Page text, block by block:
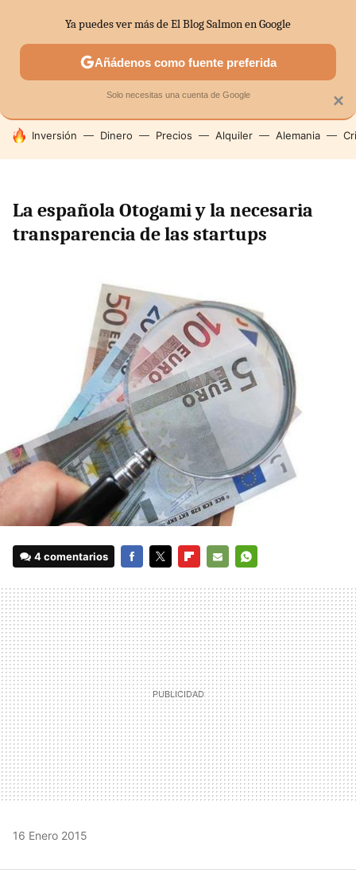
SECTORES ECONOMÍA DOMÉSTICA MERCADOS
HOY SE HABLA DE
Inversión Dinero Precios Alquiler Alemania
La española Otogami y la necesaria
transparencia de las startups
4 comentarios
MAIL
16 Enero 2015
×
Ya puedes ver más de El Blog Salmon en Google
Añádenos como fuente preferida
Solo necesitas una cuenta de Google